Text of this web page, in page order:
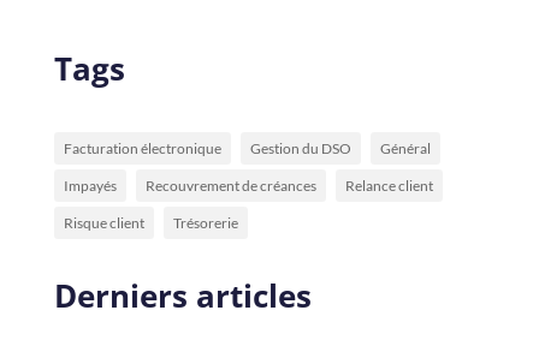
Tags
Facturation électronique Gestion du DSO Général
Impayés Recouvrement de créances Relance client
Risque client Trésorerie
Derniers articles